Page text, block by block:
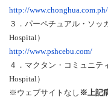
http://www.chonghua.com.ph/
３．パーペチュアル・ソッ
Hospital）
http://www.pshcebu.com/
４．マクタン・コミュニテ
Hospital）
※ウェブサイトなし ※上記